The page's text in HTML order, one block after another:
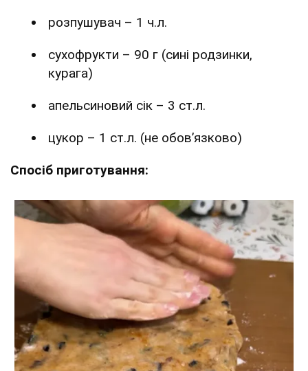
розпушувач – 1 ч.л.
сухофрукти – 90 г (сині родзинки,
курага)
апельсиновий сік – 3 ст.л.
цукор – 1 ст.л. (не обовʼязково)
Спосіб приготування: